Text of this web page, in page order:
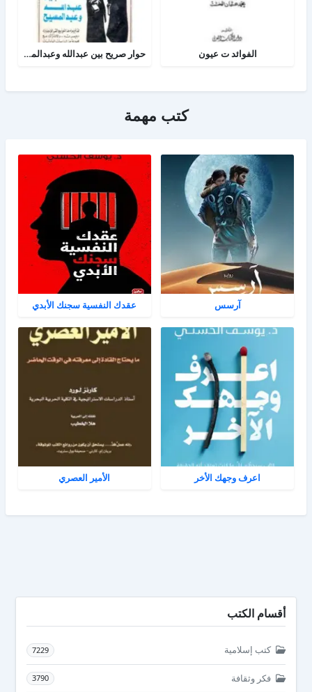
الفوائد ت عيون حوار صريح بين عبدالله وعبدالمسيح
كتب مهمة
آرسس عقدك النفسية سجنك الأبدي
اعرف وجهك الأخر الأمير العصري
أقسام الكتب
كتب إسلامية 7229
فكر وثقافة 3790